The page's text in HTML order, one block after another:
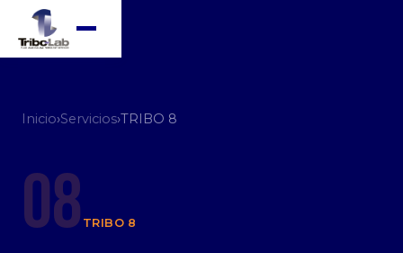
Inicio›Servicios›TRIBO 8
08 TRIBO 8